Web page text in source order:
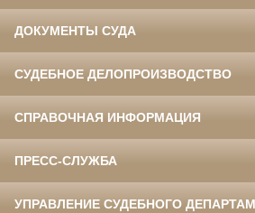
ДОКУМЕНТЫ СУДА
СУДЕБНОЕ ДЕЛОПРОИЗВОДСТВО
СПРАВОЧНАЯ ИНФОРМАЦИЯ
ПРЕСС-СЛУЖБА
УПРАВЛЕНИЕ СУДЕБНОГО